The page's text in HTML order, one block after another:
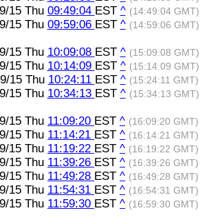
15 Thu 09:49:04 EST ^ (14:49:04 GMT)
15 Thu 09:59:06 EST ^ (14:59:06 GMT)
15 Thu 10:09:08 EST ^ (15:09:08 GMT)
15 Thu 10:14:09 EST ^ (15:14:09 GMT)
15 Thu 10:24:11 EST ^ (15:24:11 GMT)
15 Thu 10:34:13 EST ^ (15:34:13 GMT)
15 Thu 11:09:20 EST ^ (16:09:20 GMT)
15 Thu 11:14:21 EST ^ (16:14:21 GMT)
15 Thu 11:19:22 EST ^ (16:19:22 GMT)
15 Thu 11:39:26 EST ^ (16:39:26 GMT)
15 Thu 11:49:28 EST ^ (16:49:28 GMT)
15 Thu 11:54:31 EST ^ (16:54:31 GMT)
15 Thu 11:59:30 EST ^ (16:59:30 GMT)